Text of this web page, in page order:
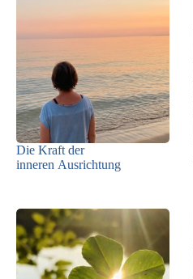
Die Kraft der
inneren Ausrichtung